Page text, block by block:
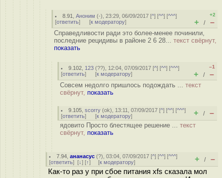
8.91 ,Аноним (-), 23:29, 06/09/2017 [^] [^^] [^^^]
[ответить] [к модератору]
+2
+ / –
Справедливости ради это более-менее починили,
последние рецидивы в районе 2 6 28... текст свёрнут,
показать
9.102 123 (??), 12:04, 07/09/2017 [^] [^^] [^^^]
[ответить] [к модератору]
–1
+ / –
Совсем недолго пришлось подождать ... текст
свёрнут, показать
9.105 ,scorry (ok), 13:11, 07/09/2017 [^] [^^] [^^^]
[ответить] [к модератору] + / –
ядовито Просто блестящее решение ... текст
свёрнут, показать
7.94 ,ананасус (?), 03:04, 07/09/2017 [^] [^^] [^^^]
[ответить] [↓] [↑] [к модератору] + / –
Как-то раз у при сбое питания xfs сказала мол